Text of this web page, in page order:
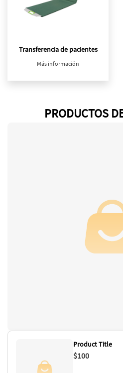
Transferencia de pacientes
Más información
PRODUCTOS
Product Title
$100